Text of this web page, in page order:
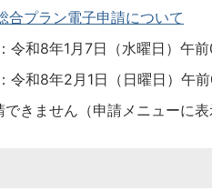
合プラン電子申請について
令和8年1月7日（水曜日）午
令和8年2月1日（日曜日）午
きません（申請メニューに表